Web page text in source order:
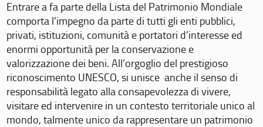
Entrare a fa parte della Lista del Patrimonio Mondiale
comporta l’impegno da parte di tutti gli enti pubblici,
privati, istituzioni, comunità e portatori d’interesse ed
enormi opportunità per la conservazione e
valorizzazione dei beni. All’orgoglio del prestigioso
riconoscimento UNESCO, si unisce anche il senso di
responsabilità legato alla consapevolezza di vivere,
visitare ed intervenire in un contesto territoriale unico al
mondo, talmente unico da rappresentare un patrimonio